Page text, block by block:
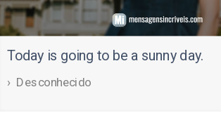
Today is going to be a sunny day.
Desconhecido